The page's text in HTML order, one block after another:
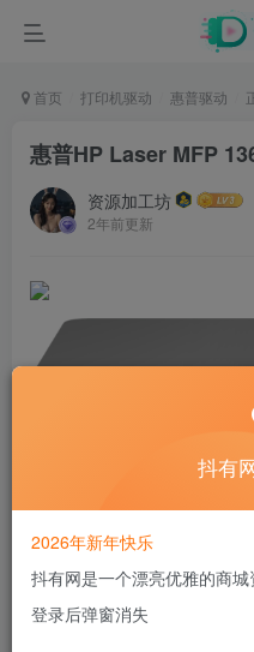
首页 打印机驱动 惠普驱动
惠普HP Laser MFP
资源加工坊
2年前更新
抖有
2026年新年快乐
抖有网是一个漂亮优雅的商
登录后弹窗消失